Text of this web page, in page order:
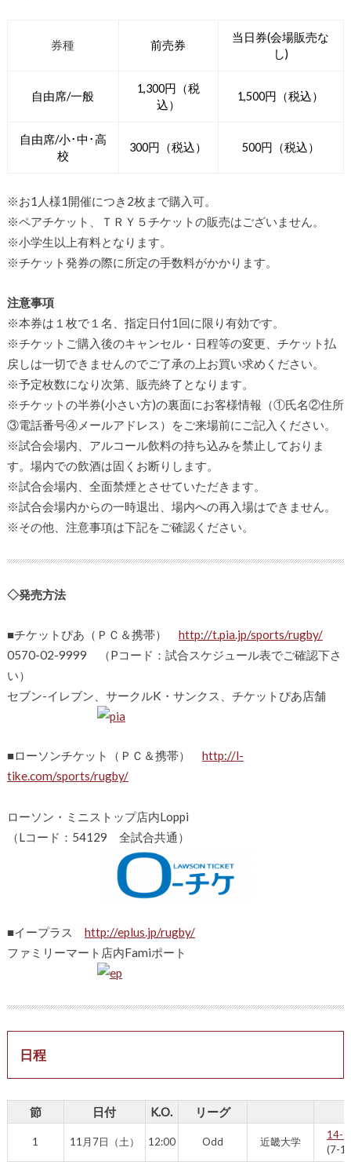
券種 前売券
当日券(会場販売な
し)
自由席/一般
1,300円（税
込）
1,500円（税込）
自由席/小･中･高
校
300円（税込） 500円（税込）
※お1人様1開催につき2枚まで購入可。
※ペアチケット、ＴＲＹ５チケットの販売はございません。
※小学生以上有料となります。
※チケット発券の際に所定の手数料がかかります。
注意事項
※本券は１枚で１名、指定日付1回に限り有効です。
※チケットご購入後のキャンセル・日程等の変更、チケット払
戻しは一切できませんのでご了承の上お買い求めください。
※予定枚数になり次第、販売終了となります。
※チケットの半券(小さい方)の裏面にお客様情報（①氏名②住所
③電話番号④メールアドレス）をご来場前にご記入ください。
※試合会場内、アルコール飲料の持ち込みを禁止しておりま
す。場内での飲酒は固くお断りします。
※試合会場内、全面禁煙とさせていただきます。
※試合会場内からの一時退出、場内への再入場はできません。
※その他、注意事項は下記をご確認ください。
◇発売方法
■チケットぴあ（ＰＣ＆携帯） http://t.pia.jp/sports/rugby/
0570-02-9999 （Pコード：試合スケジュール表でご確認下さ
い）
セブン-イレブン、サークルK・サンクス、チケットぴあ店舗
■ローソンチケット（ＰＣ＆携帯） http://l-
tike.com/sports/rugby/
ローソン・ミニストップ店内Loppi
（Lコード：54129 全試合共通）
■イープラス http://eplus.jp/rugby/
ファミリーマート店内Famiポート
日程
節 日付 K.O. リーグ
1 11月7日（土） 12:00 Odd 近畿大学
14-
(7-